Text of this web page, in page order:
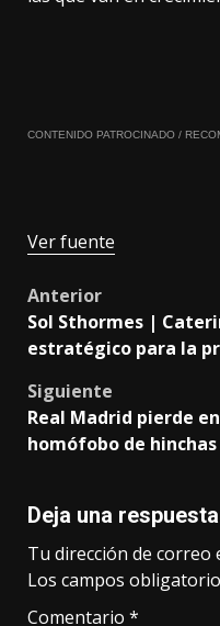
CONTENIDO PATROCINADO /
Ver fuente
Post
navigation
Anterior
Sol Sthormes |
estratégico para la
Siguiente
Real Madrid pierde
homófobo de
Deja una respuesta
Tu dirección de correo
Los campos
Comentario *